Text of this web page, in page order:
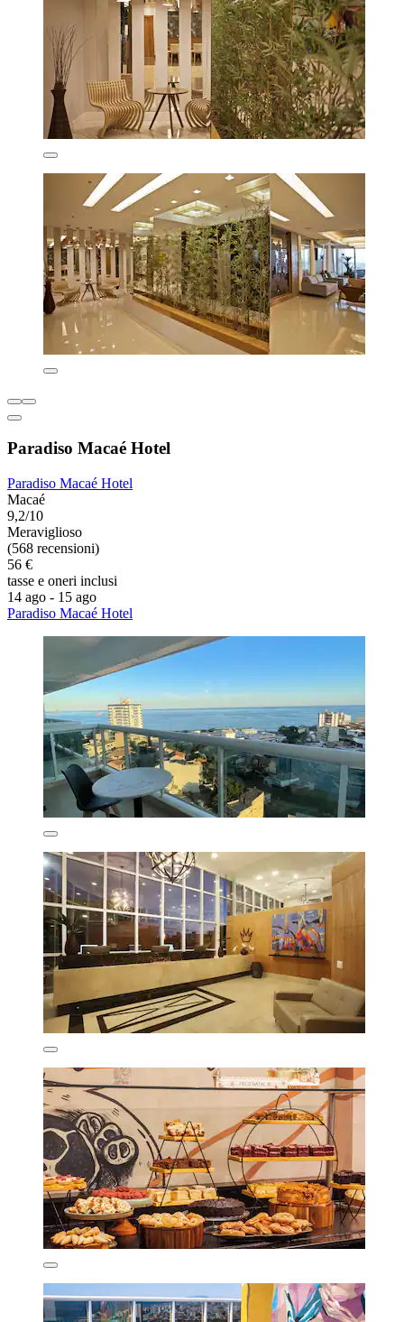
Paradiso Macaé Hotel
Paradiso Macaé Hotel
Macaé
9,2/10
Meraviglioso
(568 recensioni)
56 €
tasse e oneri inclusi
14 ago - 15 ago
Paradiso Macaé Hotel